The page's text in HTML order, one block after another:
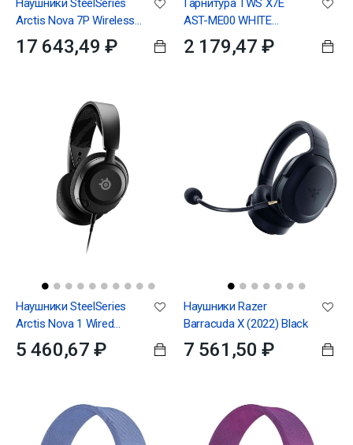
Наушники SteelSeries
Arctis Nova 7P Wireless
(Gen 2) White
17 643,49 ₽
Гарнитура TWS X7E
AST-ME00 WHITE
5504ABHG
2 179,47 ₽
Наушники SteelSeries
Arctis Nova 1 Wired
Gaming Headset Black
5 460,67 ₽
Наушники Razer
Barracuda X (2022) Black
7 561,50 ₽